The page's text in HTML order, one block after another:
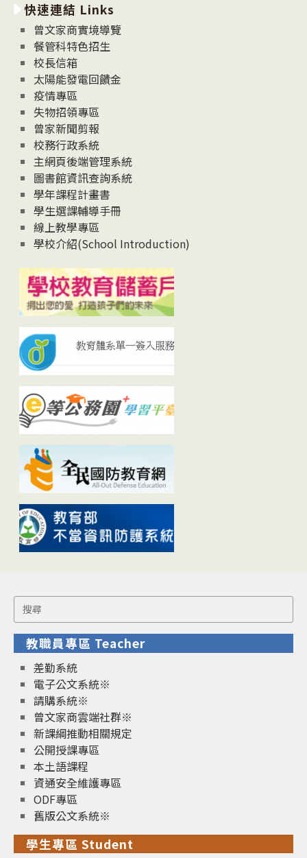
消
息
News
快速連結 Links
曾文家商實境導覽
餐管科特色招生
校長信箱
太陽能發電回饋金
疫情專區
失物招領專區
曾家新聞剪報
校務行政系統
主網頁後端管理系統
圖書館資訊查詢系統
學年課程計畫書
學生選課輔導手冊
線上教學專區
學校介紹(School Introduction)
Search
for:
教職員專區 Teacher
差勤系統
電子公文系統※
請購系統※
曾文家商雲端社群※
新課綱推動相關規定
公開授課專區
本土語課程
資通安全維護專區
ODF專區
舊版公文系統※
學生專區 Student